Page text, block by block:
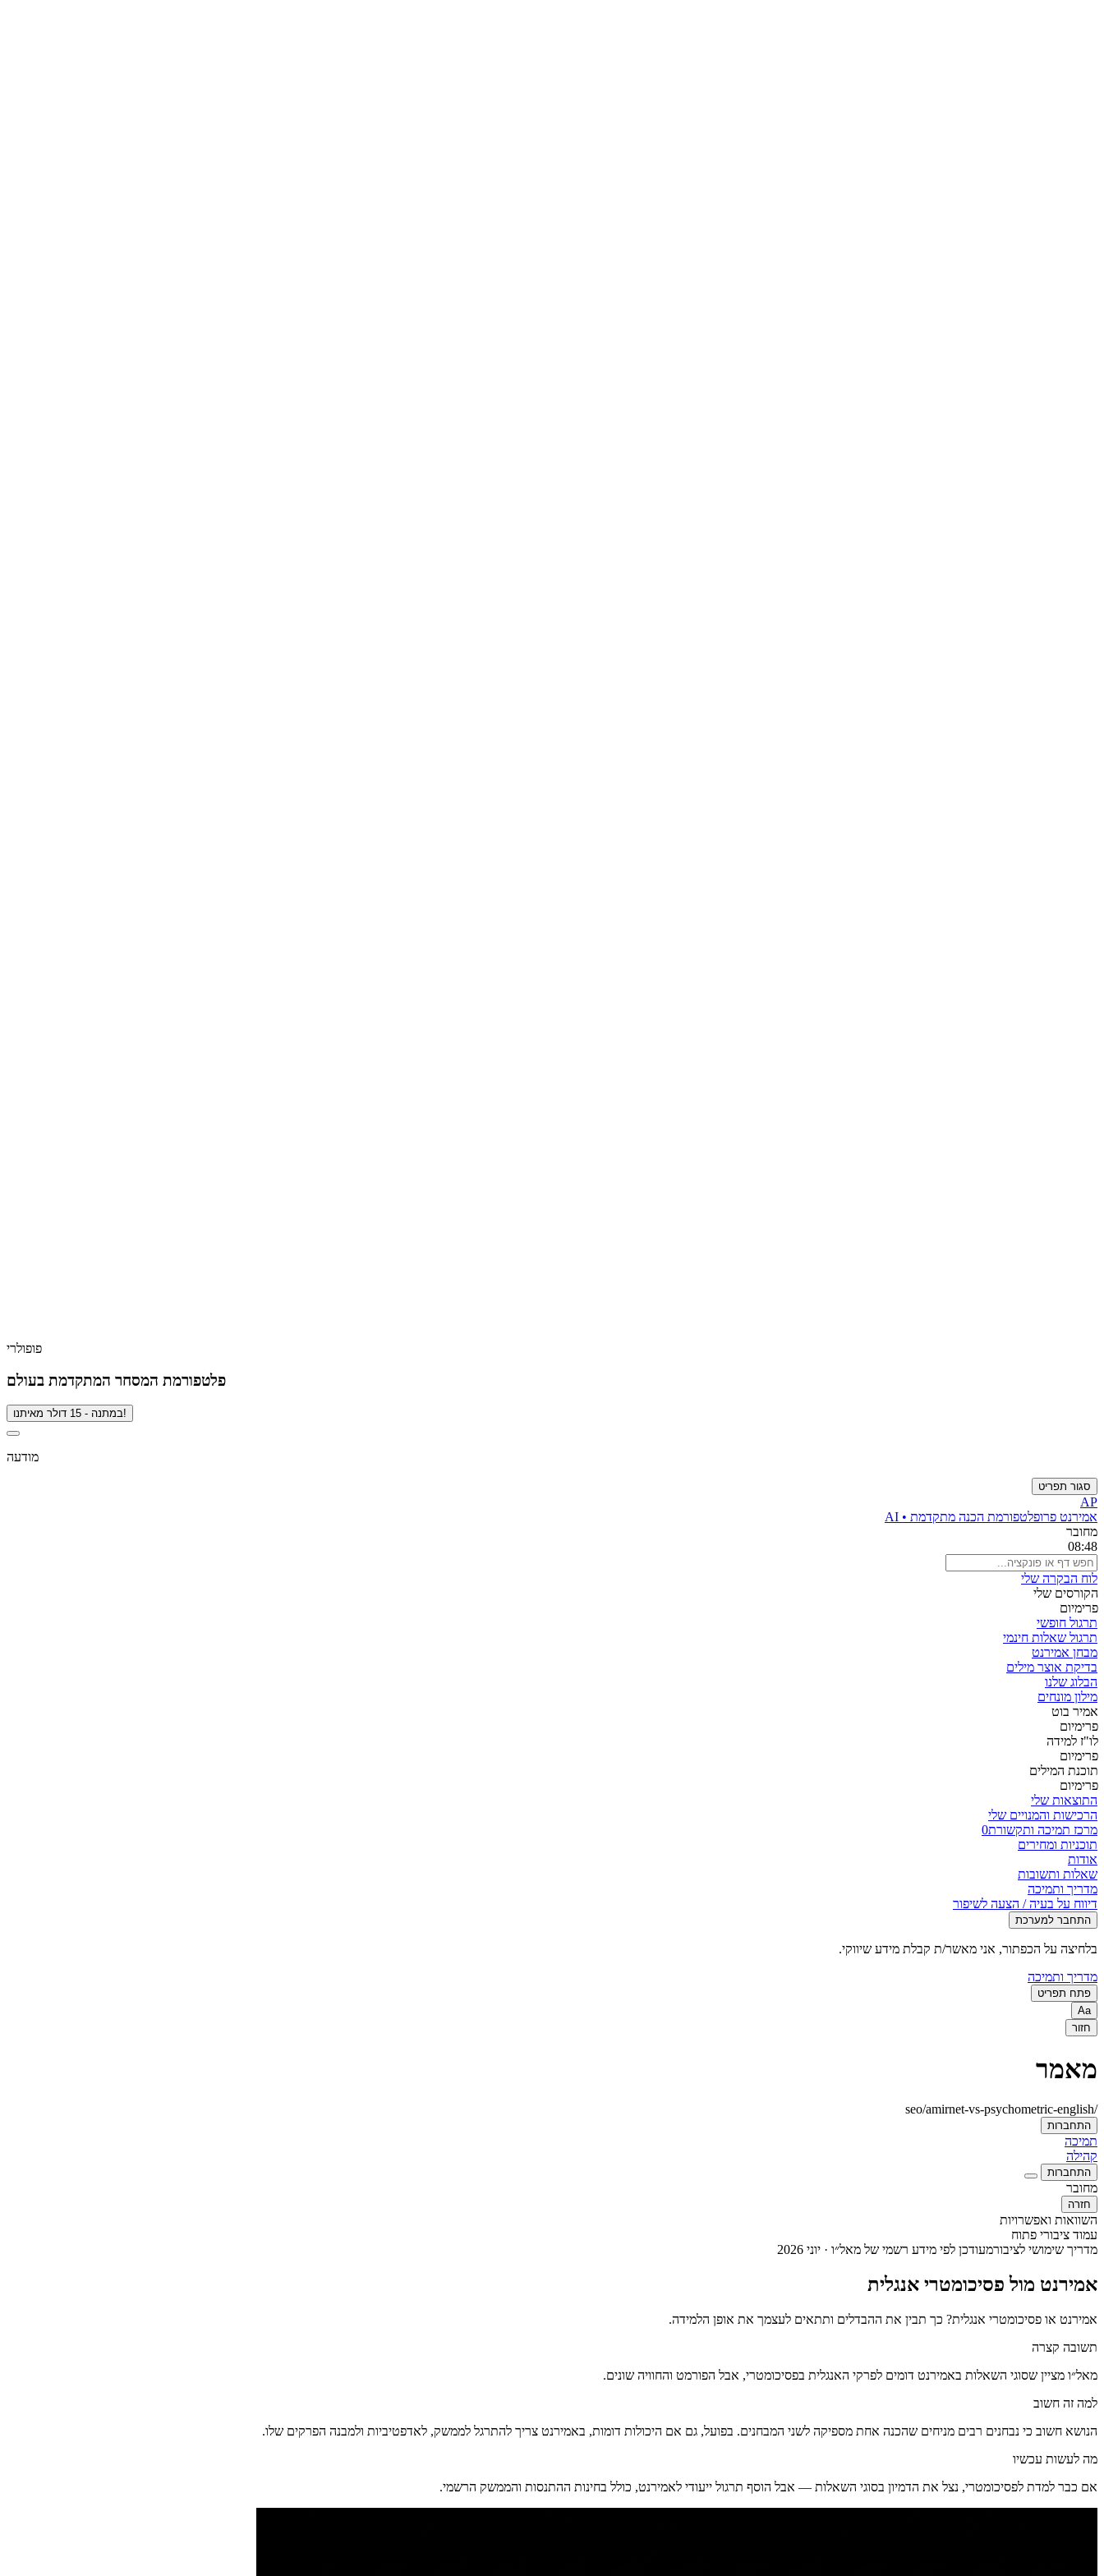
פופולרי
פלטפורמת המסחר המתקדמת בעולם
במתנה - 15 דולר מאיתנו!
מודעה
סגור תפריט
AP
אמירנט פרופלטפורמת הכנה מתקדמת • AI
מחובר
08:48
לוח הבקרה שלי
הקורסים שלי
פרימיום
תרגול חופשי
תרגול שאלות חינמי
מבחן אמירנט
בדיקת אוצר מילים
הבלוג שלנו
מילון מונחים
אמיר בוט
פרימיום
לו"ז למידה
פרימיום
תוכנת המילים
פרימיום
התוצאות שלי
הרכישות והמנויים שלי
מרכז תמיכה ותקשורת0
תוכניות ומחירים
אודות
שאלות ותשובות
מדריך ותמיכה
דיווח על בעיה / הצעה לשיפור
התחבר למערכת
בלחיצה על הכפתור, אני מאשר/ת קבלת מידע שיווקי.
מדריך ותמיכה
פתח תפריט
Aa
חזור
מאמר
/seo/amirnet-vs-psychometric-english
התחברות
תמיכה
קהילה
התחברות
מחובר
חזרה
השוואות ואפשרויות
עמוד ציבורי פתוח
מדריך שימושי לציבורמעודכן לפי מידע רשמי של מאל״ו · יוני 2026
אמירנט מול פסיכומטרי אנגלית
אמירנט או פסיכומטרי אנגלית? כך תבין את ההבדלים ותתאים לעצמך את אופן הלמידה.
תשובה קצרה
מאל״ו מציין שסוגי השאלות באמירנט דומים לפרקי האנגלית בפסיכומטרי, אבל הפורמט והחוויה שונים.
למה זה חשוב
הנושא חשוב כי נבחנים רבים מניחים שהכנה אחת מספיקה לשני המבחנים. בפועל, גם אם היכולות דומות, באמירנט צריך להתרגל לממשק, לאדפטיביות ולמבנה הפרקים שלו.
מה לעשות עכשיו
אם כבר למדת לפסיכומטרי, נצל את הדמיון בסוגי השאלות — אבל הוסף תרגול ייעודי לאמירנט, כולל בחינות ההתנסות והממשק הרשמי.